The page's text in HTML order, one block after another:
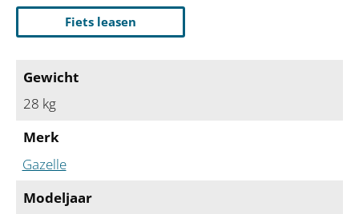
Fiets leasen
Gewicht
28 kg
Merk
Gazelle
Modeljaar